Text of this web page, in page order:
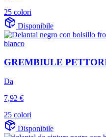
25 colori
Disponibile
GREMBIULE
Da
7,92 €
25 colori
Disponibile